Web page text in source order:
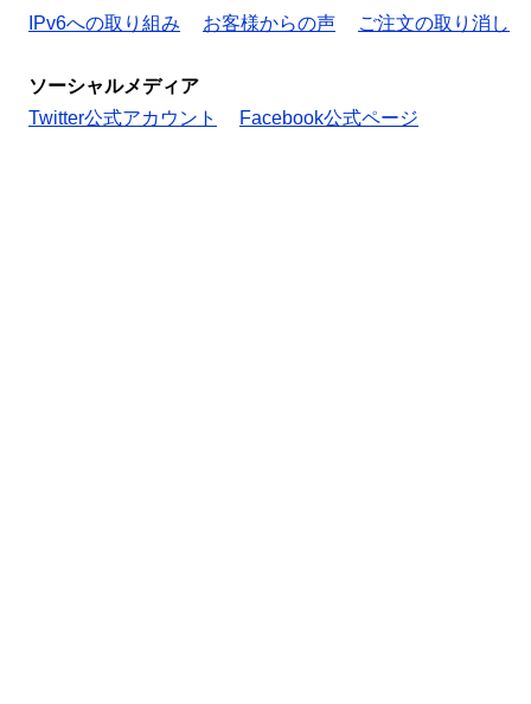
IPv6への取り組み
お客様からの声 ご注文の取り消し
ソーシャルメディア
Twitter公式アカウント
Facebook公式ページ